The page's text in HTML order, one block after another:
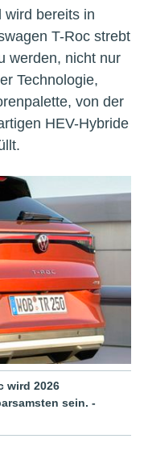
wird bereits in
T-Roc strebt
werden, nicht nur
Technologie,
von der
HEV-Hybride
wird 2026
sein. -